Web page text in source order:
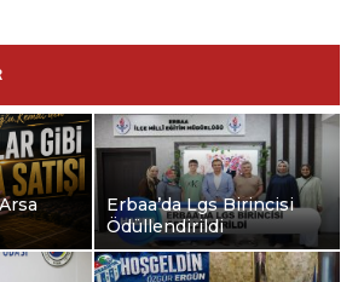
Erbaa’da Lgs Birincisi
Ödüllendirildi